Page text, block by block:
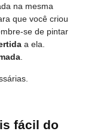
na mesma
que você criou
se de pintar
a ela.
fácil do